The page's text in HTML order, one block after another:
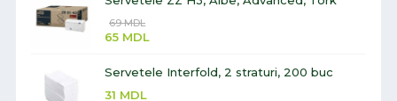
69MDL
65 MDL
Servetele Interfold, 2 straturi, 200 buc
31 MDL